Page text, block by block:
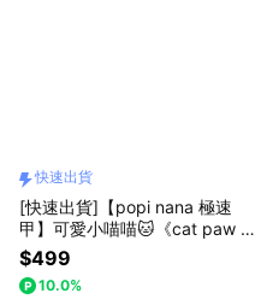
快速出貨
[快速出貨]【popi nana 極速
甲】可愛小喵喵🐱《cat paw pri
nt》手手美甲 | HN-488 (盒裝 /
每款24片) 告白禮物 七夕禮物 情
人節禮物 閨蜜禮物 好友送禮 心
$499
10.0%